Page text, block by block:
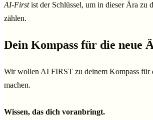
AI-Firstist der Schlüssel, um in dieser Ära zu
zählen. ­
Dein Kompass für die neue
Wir wollen AI FIRST zu deinem Kompass für
machen.
Wissen, das dich voranbringt.